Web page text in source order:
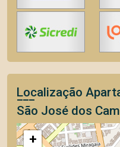
Localização
São José dos
+